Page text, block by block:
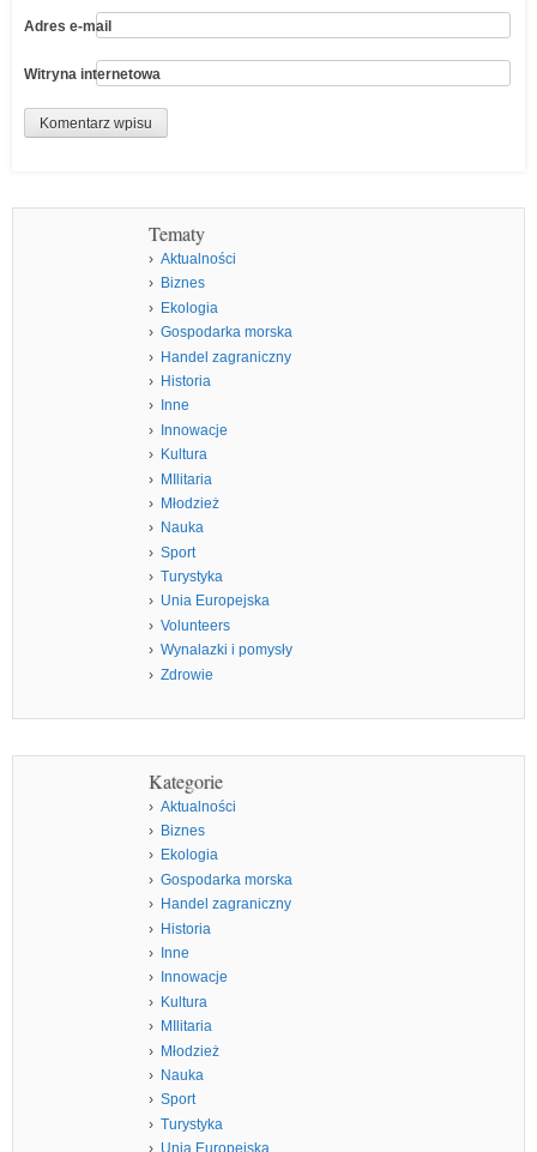
Adres e-mail
Witryna internetowa
Tematy
Aktualności
Biznes
Ekologia
Gospodarka morska
Handel zagraniczny
Historia
Inne
Innowacje
Kultura
MIlitaria
Młodzież
Nauka
Sport
Turystyka
Unia Europejska
Volunteers
Wynalazki i pomysły
Zdrowie
Kategorie
Aktualności
Biznes
Ekologia
Gospodarka morska
Handel zagraniczny
Historia
Inne
Innowacje
Kultura
MIlitaria
Młodzież
Nauka
Sport
Turystyka
Unia Europejska